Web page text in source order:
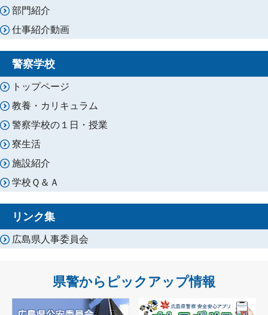
部門紹介
仕事紹介動画
警察学校
トップページ
教養・カリキュラム
警察学校の１日・授業
寮生活
施設紹介
学校Ｑ＆Ａ
リンク集
広島県人事委員会
県警からピックアップ情報